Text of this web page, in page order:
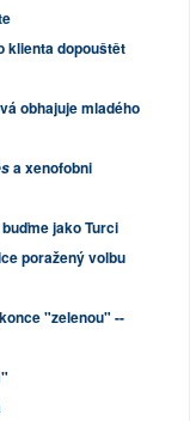
klienta dopouštět
obhajuje mladého
a xenofobni
jako Turci
poražený volbu
"zelenou" --